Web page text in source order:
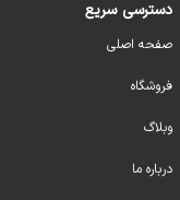
دسترسی سریع
صفحه اصلی
فروشگاه
وبلاگ
درباره ما